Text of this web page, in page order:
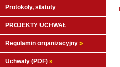
Protokoły, statuty
PROJEKTY UCHWAŁ
Regulamin organizacyjny »
Uchwały (PDF) »